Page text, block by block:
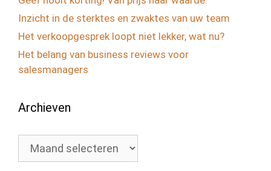
Inzicht in de sterktes en zwaktes van uw team
Het verkoopgesprek loopt niet lekker, wat nu?
Het belang van business reviews voor
salesmanagers
Archieven
Archieven